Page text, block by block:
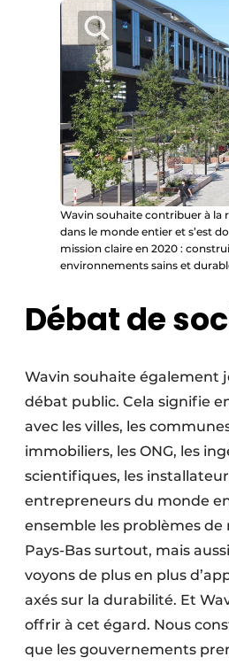
Wavin souhaite contribuer à la
dans le monde entier et s’est
mission claire en 2020 :
environnements sains et
Débat de
Wavin souhaite également
débat public. Cela signifie
avec les villes, les
immobiliers, les ONG, les
scientifiques, les
entrepreneurs du monde
ensemble les problèmes de
Pays-Bas surtout, mais
voyons de plus en plus
axés sur la durabilité. Et
offrir à cet égard. Nous
que les gouvernements